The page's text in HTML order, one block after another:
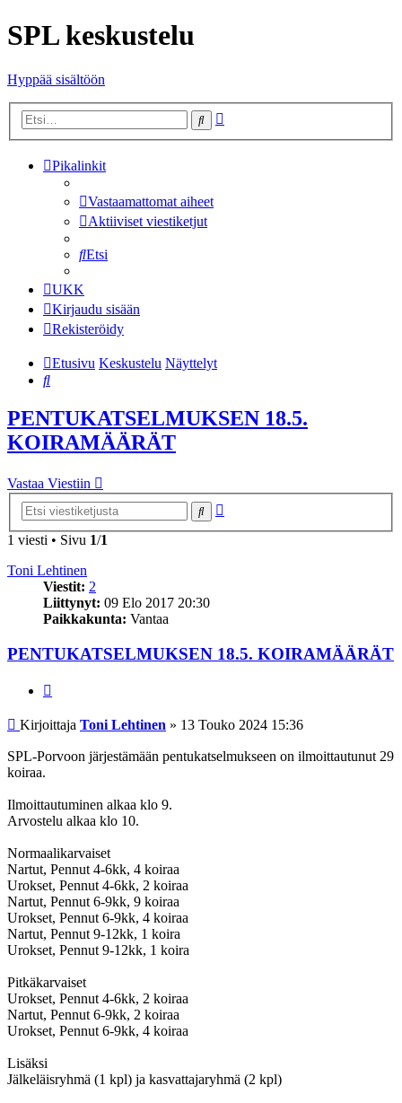
SPL keskustelu
Hyppää sisältöön
Etsi
Pikalinkit
Vastaamattomat aiheet
Aktiiviset viestiketjut
Etsi
UKK
Kirjaudu sisään
Rekisteröidy
Etusivu Keskustelu Näyttelyt
Etsi
PENTUKATSELMUKSEN 18.5.
KOIRAMÄÄRÄT
Vastaa Viestiin
Etsi
1 viesti • Sivu 1/1
Toni Lehtinen
Viestit: 2
Liittynyt: 09 Elo 2017 20:30
Paikkakunta: Vantaa
PENTUKATSELMUKSEN 18.5. KOIRAMÄÄRÄT
Viesti
Kirjoittaja Toni Lehtinen » 13 Touko 2024 15:36
SPL-Porvoon järjestämään pentukatselmukseen on ilmoittautunut 29
koiraa.
Ilmoittautuminen alkaa klo 9.
Arvostelu alkaa klo 10.
Normaalikarvaiset
Nartut, Pennut 4-6kk, 4 koiraa
Urokset, Pennut 4-6kk, 2 koiraa
Nartut, Pennut 6-9kk, 9 koiraa
Urokset, Pennut 6-9kk, 4 koiraa
Nartut, Pennut 9-12kk, 1 koira
Urokset, Pennut 9-12kk, 1 koira
Pitkäkarvaiset
Urokset, Pennut 4-6kk, 2 koiraa
Nartut, Pennut 6-9kk, 2 koiraa
Urokset, Pennut 6-9kk, 4 koiraa
Lisäksi
Jälkeläisryhmä (1 kpl) ja kasvattajaryhmä (2 kpl)